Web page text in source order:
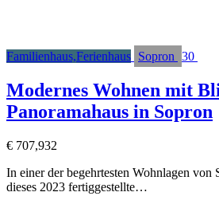
Familienhaus,Ferienhaus Sopron 30
Modernes Wohnen mit
Panoramahaus in Sopron
€ 707,932
In einer der begehrtesten Wohnlagen von
dieses 2023 fertiggestellte…